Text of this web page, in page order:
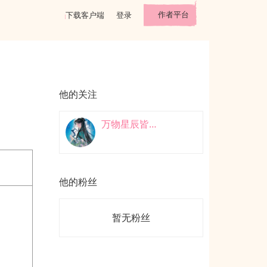
下载客户端 登录 作者平台
他的关注
万物星辰皆是你
他的粉丝
暂无粉丝